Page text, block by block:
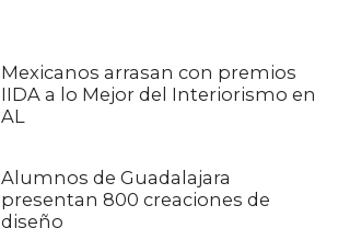
Mexicanos arrasan con premios
IIDA a lo Mejor del Interiorismo en
AL
Alumnos de Guadalajara
presentan 800 creaciones de
diseño